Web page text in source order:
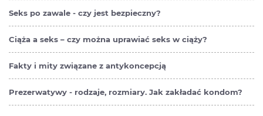
Seks po zawale - czy jest bezpieczny?
Ciąża a seks – czy można uprawiać seks w ciąży?
Fakty i mity związane z antykoncepcją
Prezerwatywy - rodzaje, rozmiary. Jak zakładać kondom?